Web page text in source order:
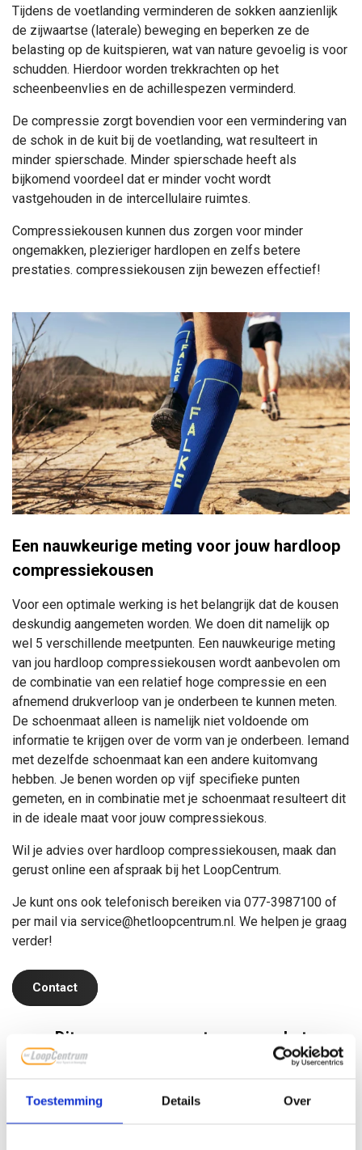
Toestemming Details Over
Tijdens de voetlanding verminderen de sokken aanzienlijk
de zijwaartse (laterale) beweging en beperken ze de
belasting op de kuitspieren, wat van nature gevoelig is voor
schudden. Hierdoor worden trekkrachten op het
scheenbeenvlies en de achillespezen verminderd.
De compressie zorgt bovendien voor een vermindering van
de schok in de kuit bij de voetlanding, wat resulteert in
minder spierschade. Minder spierschade heeft als
bijkomend voordeel dat er minder vocht wordt
vastgehouden in de intercellulaire ruimtes.
Compressiekousen kunnen dus zorgen voor minder
ongemakken, plezieriger hardlopen en zelfs betere
prestaties. compressiekousen zijn bewezen effectief!
Een nauwkeurige meting voor jouw hardloop
compressiekousen
Voor een optimale werking is het belangrijk dat de kousen
deskundig aangemeten worden. We doen dit namelijk op
wel 5 verschillende meetpunten. Een nauwkeurige meting
van jou hardloop compressiekousen wordt aanbevolen om
de combinatie van een relatief hoge compressie en een
afnemend drukverloop van je onderbeen te kunnen meten.
De schoenmaat alleen is namelijk niet voldoende om
informatie te krijgen over de vorm van je onderbeen. Iemand
met dezelfde schoenmaat kan een andere kuitomvang
hebben. Je benen worden op vijf specifieke punten
gemeten, en in combinatie met je schoenmaat resulteert dit
in de ideale maat voor jouw compressiekous.
Wil je advies over hardloop compressiekousen, maak dan
gerust online een afspraak bij het LoopCentrum.
Je kunt ons ook telefonisch bereiken via 077-3987100 of
per mail via service@hetloopcentrum.nl . We helpen je graag
verder!
Contact
Dit zeggen onze partners over het
"Sinds jaar en dag heeft Vividus centrum